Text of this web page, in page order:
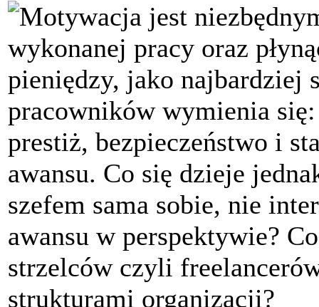
Motywacja jest
wykonanej pracy oraz
pieniędzy, jako najbardziej
pracowników wymienia
prestiż, bezpieczeństwo i
awansu. Co się dzieje
szefem sama sobie, nie
awansu w perspektywie?
strzelców czyli
strukturami organizacji?